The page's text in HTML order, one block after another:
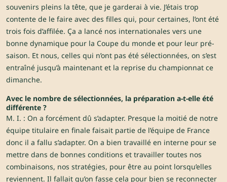
souvenirs pleins la tête, que je garderai à vie. J’étais trop
contente de le faire avec des filles qui, pour certaines, l’ont été
trois fois d’affilée. Ça a lancé nos internationales vers une
bonne dynamique pour la Coupe du monde et pour leur pré-
saison. Et nous, celles qui n’ont pas été sélectionnées, on s’est
entraîné jusqu’à maintenant et la reprise du championnat ce
dimanche.
Avec le nombre de sélectionnées, la préparation a-t-elle été
différente ?
M. I. : On a forcément dû s’adapter. Presque la moitié de notre
équipe titulaire en finale faisait partie de l’équipe de France
donc il a fallu s’adapter. On a bien travaillé en interne pour se
mettre dans de bonnes conditions et travailler toutes nos
combinaisons, nos stratégies, pour être au point lorsqu’elles
reviennent. Il fallait qu’on fasse cela pour bien se reconnecter